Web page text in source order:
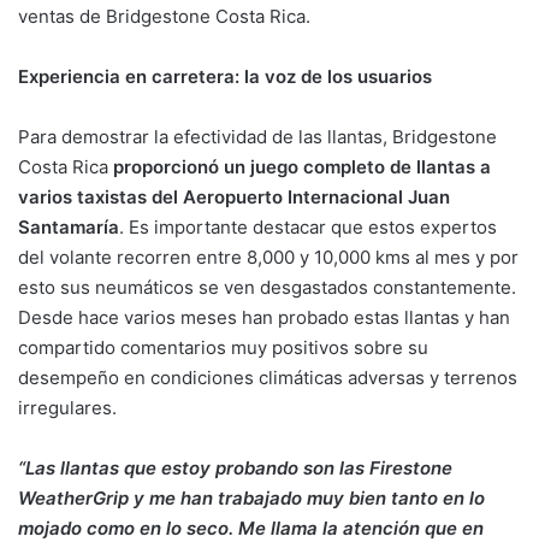
ventas de Bridgestone Costa Rica.
Experiencia en carretera: la voz de los usuarios
Para demostrar la efectividad de las llantas, Bridgestone
Costa Rica proporcionó un juego completo de llantas a
varios taxistas del Aeropuerto Internacional Juan
Santamaría. Es importante destacar que estos expertos
del volante recorren entre 8,000 y 10,000 kms al mes y por
esto sus neumáticos se ven desgastados constantemente.
Desde hace varios meses han probado estas llantas y han
compartido comentarios muy positivos sobre su
desempeño en condiciones climáticas adversas y terrenos
irregulares.
“Las llantas que estoy probando son las Firestone
WeatherGrip y me han trabajado muy bien tanto en lo
mojado como en lo seco. Me llama la atención que en